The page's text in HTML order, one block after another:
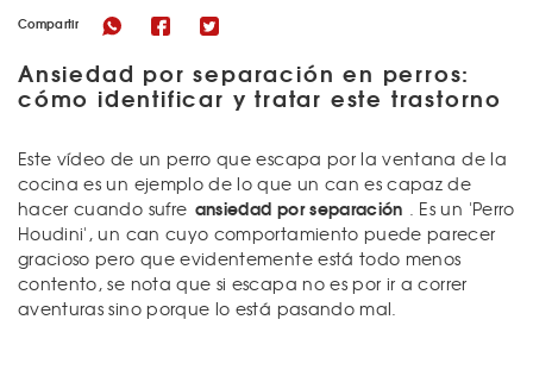
Compartir
Ansiedad por separación en perros:
cómo identificar y tratar este trastorno
Este vídeo de un perro que escapa por la ventana de la
cocina es un ejemplo de lo que un can es capaz de
hacer cuando sufre ansiedad por separación . Es un 'Perro
Houdini', un can cuyo comportamiento puede parecer
gracioso pero que evidentemente está todo menos
contento, se nota que si escapa no es por ir a correr
aventuras sino porque lo está pasando mal.